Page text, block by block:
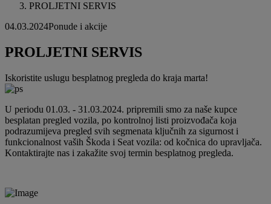
PROLJETNI SERVIS
04.03.2024Ponude i akcije
PROLJETNI SERVIS
Iskoristite uslugu besplatnog pregleda do kraja marta!
U periodu 01.03. - 31.03.2024. pripremili smo za naše kupce
besplatan pregled vozila, po kontrolnoj listi proizvođača koja
podrazumijeva pregled svih segmenata ključnih za sigurnost i
funkcionalnost vaših Škoda i Seat vozila: od kočnica do upravljača.
Kontaktirajte nas i zakažite svoj termin besplatnog pregleda.